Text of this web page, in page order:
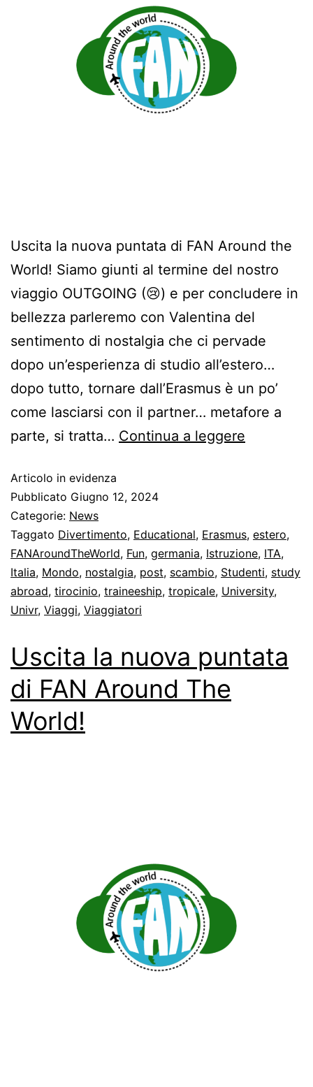
Uscita la nuova puntata di FAN Around the
World! Siamo giunti al termine del nostro
viaggio OUTGOING (😢) e per concludere in
bellezza parleremo con Valentina del
sentimento di nostalgia che ci pervade
dopo un’esperienza di studio all’estero…
dopo tutto, tornare dall’Erasmus è un po’
come lasciarsi con il partner… metafore a
parte, si tratta… Continua a leggere
Articolo in evidenza
Pubblicato Giugno 12, 2024
Categorie: News
Taggato Divertimento, Educational, Erasmus, estero,
FANAroundTheWorld, Fun, germania, Istruzione, ITA,
Italia, Mondo, nostalgia, post, scambio, Studenti, study
abroad, tirocinio, traineeship, tropicale, University,
Univr, Viaggi, Viaggiatori
Uscita la nuova puntata
di FAN Around The
World!